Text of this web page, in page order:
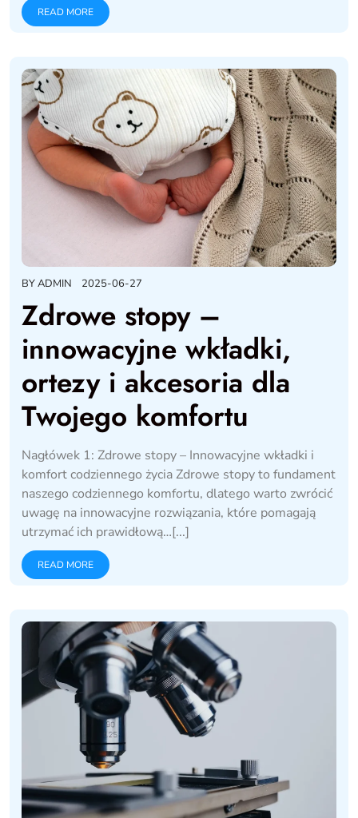
READ MORE
BYADMIN 2025-06-27
Zdrowe stopy –
innowacyjne wkładki,
ortezy i akcesoria dla
Twojego komfortu
Nagłówek 1: Zdrowe stopy – Innowacyjne wkładki i
komfort codziennego życia Zdrowe stopy to fundament
naszego codziennego komfortu, dlatego warto zwrócić
uwagę na innowacyjne rozwiązania, które pomagają
utrzymać ich prawidłową…[...]
READ MORE